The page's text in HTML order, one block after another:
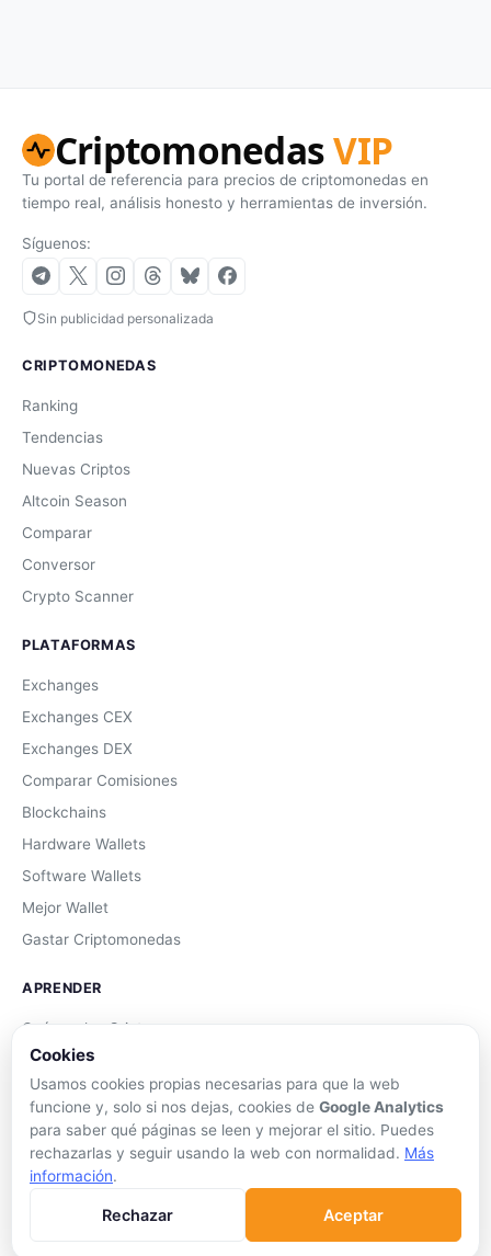
CriptomonedasVIP
Tu portal de referencia para precios de criptomonedas en
tiempo real, análisis honesto y herramientas de inversión.
Síguenos:
Sin publicidad personalizada
CRIPTOMONEDAS
Ranking
Tendencias
Nuevas Criptos
Altcoin Season
Comparar
Conversor
Crypto Scanner
PLATAFORMAS
Exchanges
Exchanges CEX
Exchanges DEX
Comparar Comisiones
Blockchains
Hardware Wallets
Software Wallets
Mejor Wallet
Gastar Criptomonedas
APRENDER
Qué son las Criptos
Cómo Comprar
Staking
DeFi
Trading
Glosario
Cookies
Usamos cookies propias necesarias para que la web
funcione y, solo si nos dejas, cookies de Google Analytics
para saber qué páginas se leen y mejorar el sitio. Puedes
rechazarlas y seguir usando la web con normalidad. Más
información.
Rechazar Aceptar